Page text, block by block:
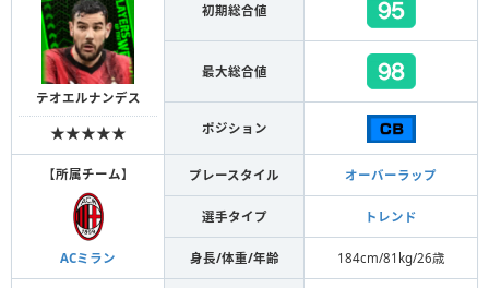
テオエルナンデス
★★★★★
初期総合値
最大総合値
ポジション
【所属チーム】
ACミラン
プレースタイル オーバーラップ
選手タイプ トレンド
身長/体重/年齢 184cm/81kg/26歳